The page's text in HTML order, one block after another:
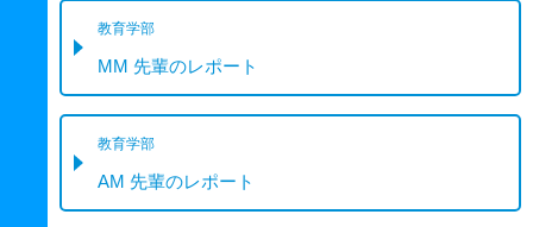
教育学部
MM 先輩のレポート
教育学部
AM 先輩のレポート